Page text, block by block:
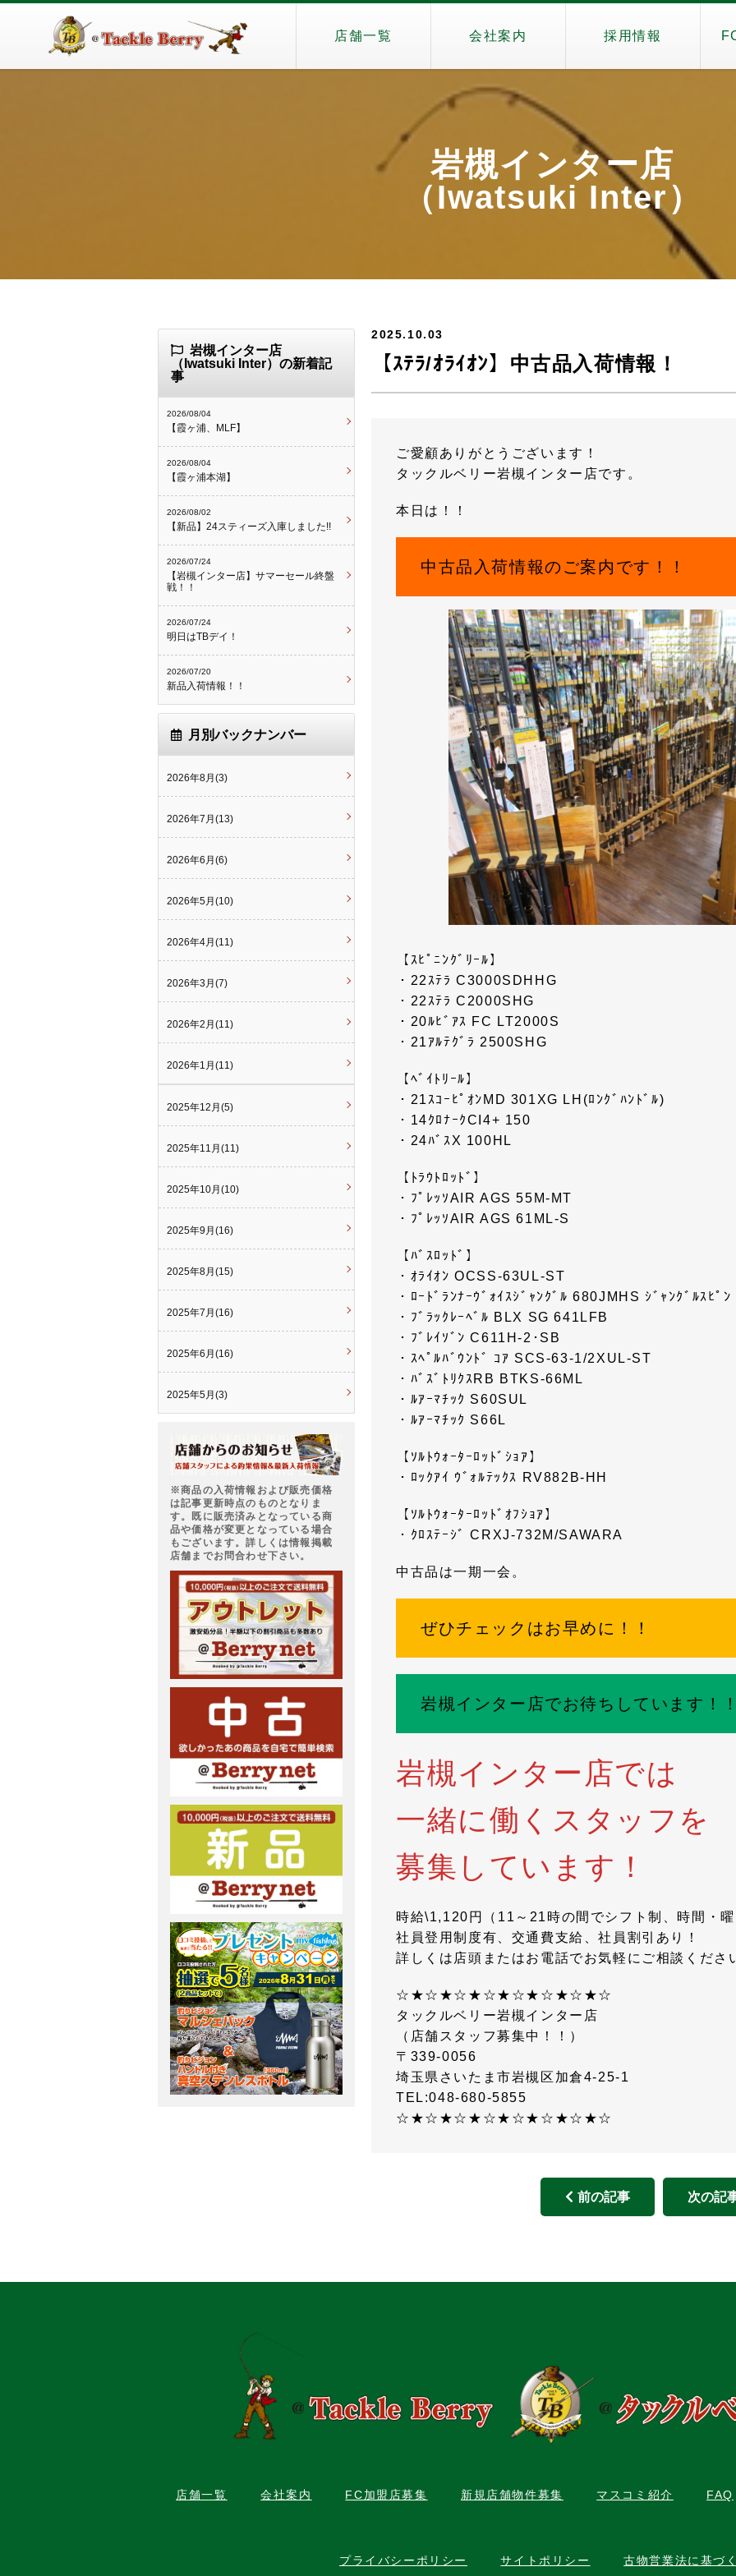
店舗一覧 会社案内 採用情報
岩槻インター店
（Iwatsuki Inter）
2025.10.03
【ｽﾃﾗ/ｵﾗｲｵﾝ】中古品入荷情報！
ご愛顧ありがとうございます！
タックルベリー岩槻インター店です。
本日は！！
中古品入荷情報のご案内です！！
【ｽﾋﾟﾆﾝｸﾞﾘｰﾙ】
・22ｽﾃﾗ C3000SDHHG
・22ｽﾃﾗ C2000SHG
・20ﾙﾋﾞｱｽ FC LT2000S
・21ｱﾙﾃｸﾞﾗ 2500SHG
【ﾍﾞｲﾄﾘｰﾙ】
・21ｽｺｰﾋﾟｵﾝMD 301XG LH(ﾛﾝｸﾞﾊﾝﾄﾞﾙ)
・14ｸﾛﾅｰｸCI4+ 150
・24ﾊﾞｽX 100HL
【ﾄﾗｳﾄﾛｯﾄﾞ】
・ﾌﾟﾚｯｿAIR AGS 55M-MT
・ﾌﾟﾚｯｿAIR AGS 61ML-S
【ﾊﾞｽﾛｯﾄﾞ】
・ｵﾗｲｵﾝ OCSS-63UL-ST
・ﾛｰﾄﾞﾗﾝﾅｰｳﾞｫｲｽｼﾞｬﾝｸﾞﾙ 680JMHS ｼﾞｬﾝｸﾞﾙｽﾋﾟﾝ
・ﾌﾞﾗｯｸﾚｰﾍﾞﾙ BLX SG 641LFB
・ﾌﾞﾚｲｿﾞﾝ C611H-2･SB
・ｽﾍﾟﾙﾊﾞｳﾝﾄﾞ ｺｱ SCS-63-1/2XUL-ST
・ﾊﾞｽﾞﾄﾘｸｽRB BTKS-66ML
・ﾙｱｰﾏﾁｯｸ S60SUL
・ﾙｱｰﾏﾁｯｸ S66L
【ｿﾙﾄｳｫｰﾀｰﾛｯﾄﾞｼｮｱ】
・ﾛｯｸｱｲ ｳﾞｫﾙﾃｯｸｽ RV882B-HH
【ｿﾙﾄｳｫｰﾀｰﾛｯﾄﾞｵﾌｼｮｱ】
・ｸﾛｽﾃｰｼﾞ CRXJ-732M/SAWARA
中古品は一期一会。
ぜひチェックはお早めに！！
岩槻インター店でお待ちしています！
岩槻インター店では
一緒に働くスタッフを
募集しています！
時給\1,120円（11～21時の間でシフト制、時間・
社員登用制度有、交通費支給、社員割引あり！
詳しくは店頭またはお電話でお気軽にご相談くださ
☆★☆★☆★☆★☆★☆★☆★☆
タックルベリー岩槻インター店
（店舗スタッフ募集中！！）
〒339-0056
埼玉県さいたま市岩槻区加倉4-25-1
TEL:048-680-5855
☆★☆★☆★☆★☆★☆★☆★☆
前の記事 次の記
岩槻インター店
（Iwatsuki Inter）の新着記
事
2026/08/04
【霞ヶ浦、MLF】
2026/08/04
【霞ヶ浦本湖】
2026/08/02
【新品】24スティーズ入庫しました!!
2026/07/24
【岩槻インター店】サマーセール終盤
戦！！
2026/07/24
明日はTBデイ！
2026/07/20
新品入荷情報！！
月別バックナンバー
2026年8月(3)
2026年7月(13)
2026年6月(6)
2026年5月(10)
2026年4月(11)
2026年3月(7)
2026年2月(11)
2026年1月(11)
2025年12月(5)
2025年11月(11)
2025年10月(10)
2025年9月(16)
2025年8月(15)
2025年7月(16)
2025年6月(16)
2025年5月(3)
※商品の入荷情報および販売価格
は記事更新時点のものとなりま
す。既に販売済みとなっている商
品や価格が変更となっている場合
もございます。詳しくは情報掲載
店舗までお問合わせ下さい。
店舗一覧 会社案内 FC加盟店募集 新規店舗物件募集 マスコミ紹介 FAQ
プライバシーポリシー サイトポリシー 古物営業法に基づ